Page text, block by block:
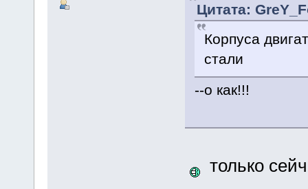
Цитата:
Корпуса
стали
--о как!!!
только